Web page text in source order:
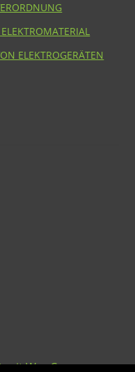
ELEKTROGERÄTEN
mit WooCommerce.